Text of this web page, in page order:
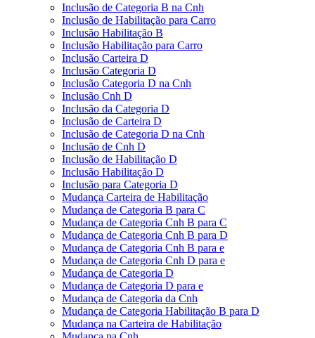
Inclusão de Categoria B na Cnh
Inclusão de Habilitação para Carro
Inclusão Habilitação B
Inclusão Habilitação para Carro
Inclusão Carteira D
Inclusão Categoria D
Inclusão Categoria D na Cnh
Inclusão Cnh D
Inclusão da Categoria D
Inclusão de Carteira D
Inclusão de Categoria D na Cnh
Inclusão de Cnh D
Inclusão de Habilitação D
Inclusão Habilitação D
Inclusão para Categoria D
Mudança Carteira de Habilitação
Mudança de Categoria B para C
Mudança de Categoria Cnh B para C
Mudança de Categoria Cnh B para D
Mudança de Categoria Cnh B para e
Mudança de Categoria Cnh D para e
Mudança de Categoria D
Mudança de Categoria D para e
Mudança de Categoria da Cnh
Mudança de Categoria Habilitação B para D
Mudança na Carteira de Habilitação